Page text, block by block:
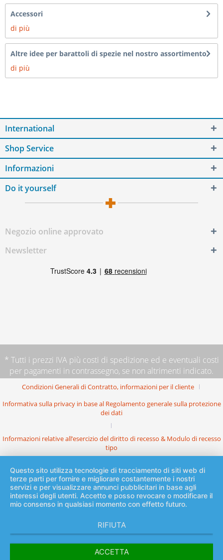
Accessori
di più
Altre idee per barattoli di spezie nel nostro assortimento
di più
International
Shop Service
Informazioni
Do it yourself
Negozio online approvato
Newsletter
* Tutti i prezzi IVA più costi di spedizione ed e eventuali costi
per pagamenti in contrassegno, se non altrimenti indicato.
Condizioni Generali di Contratto, informazioni per il cliente
Informativa sulla privacy in base al Regolamento generale sulla protezione
dei dati
Informazioni relative all’esercizio del diritto di recesso & Modulo di recesso
tipo
Questo sito utilizza tecnologie di tracciamento di siti web di
terze parti per fornire e migliorare costantemente i nostri
servizi e per visualizzare annunci pubblicitari in base agli
interessi degli utenti. Accetto e posso revocare o modificare il
mio consenso in qualsiasi momento con effetto futuro.
RIFIUTA
ACCETTA